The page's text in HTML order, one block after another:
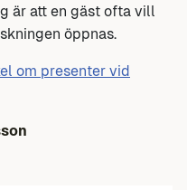
är att en gäst ofta vill
öppnas.
om presenter vid